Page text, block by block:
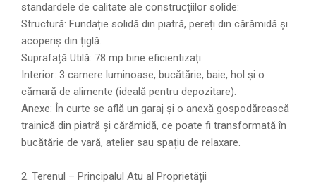
standardele de calitate ale construcțiilor solide:
Structură: Fundație solidă din piatră, pereți din cărămidă și
acoperiș din țiglă.
Suprafață Utilă: 78 mp bine eficientizați.
Interior: 3 camere luminoase, bucătărie, baie, hol și o
cămară de alimente (ideală pentru depozitare).
Anexe: În curte se află un garaj și o anexă gospodărească
trainică din piatră și cărămidă, ce poate fi transformată în
bucătărie de vară, atelier sau spațiu de relaxare.
2. Terenul – Principalul Atu al Proprietății